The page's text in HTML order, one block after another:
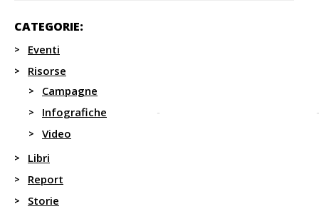
CATEGORIE:
Eventi
Risorse
Campagne
Infografiche
Video
Libri
Report
Storie